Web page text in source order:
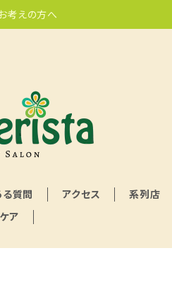
考えの方へ
る質問 アクセス 系列店
ア